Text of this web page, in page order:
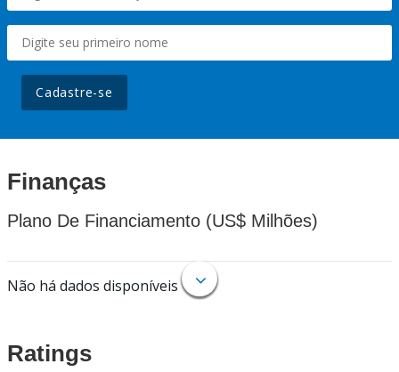
Cadastre-se
Finanças
Plano De Financiamento (US$ Milhões)
Não há dados disponíveis
Ratings